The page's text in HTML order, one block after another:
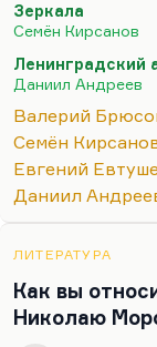
известной
«Египетские
наброска
поэму.
А что касается
здесь на
Семена
время
Зеркала
Семён Кирсанов
Ленинградский
Даниил Андреев
Валерий
Семён
Евгений
Даниил
ЛИТЕРАТУРА
Как вы
Николаю